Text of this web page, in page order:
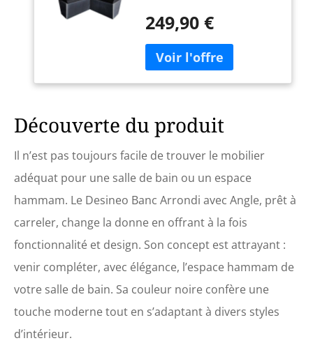
carreler en XPS à
Assembler pour
hammam Salle de
Bain
249,90 €
Découverte du produit
Il n’est pas toujours facile de trouver le mobilier
adéquat pour une salle de bain ou un espace
hammam. Le Desineo Banc Arrondi avec Angle, prêt à
carreler, change la donne en offrant à la fois
fonctionnalité et design. Son concept est attrayant :
venir compléter, avec élégance, l’espace hammam de
votre salle de bain. Sa couleur noire confère une
touche moderne tout en s’adaptant à divers styles
d’intérieur.